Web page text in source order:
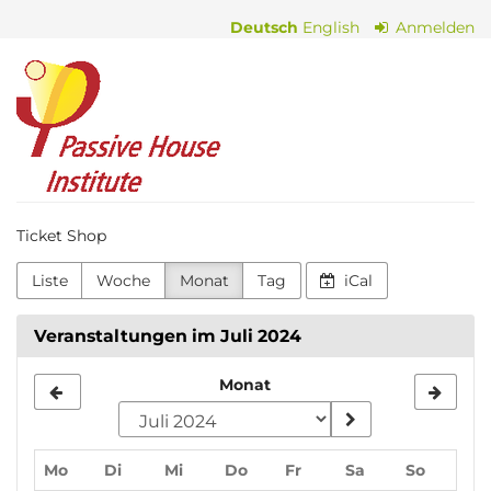
Inhalt
springen
Deutsch English Anmelden
Passive
House
Institute
Ticket Shop
Liste Woche Monat Tag iCal
Veranstaltungen im Juli 2024
zur
Anzeige
Monat
MoMontag
DiDienstag
MiMittwoch
DoDonnerstag
FrFreitag
Sa Samstag
So